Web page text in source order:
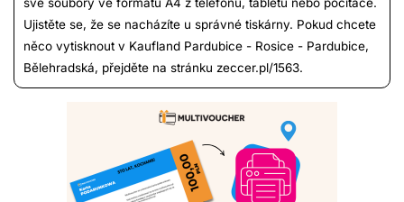
své soubory ve formátu A4 z telefonu, tabletu nebo počítače.
Ujistěte se, že se nacházíte u správné tiskárny. Pokud chcete
něco vytisknout v Kaufland Pardubice - Rosice - Pardubice,
Bělehradská, přejděte na stránku zeccer.pl/1563.